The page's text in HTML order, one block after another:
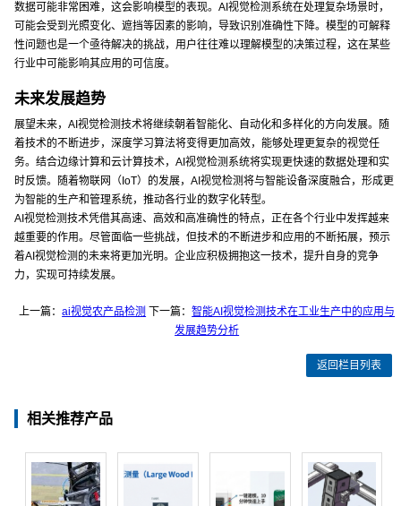
数据可能非常困难，这会影响模型的表现。AI视觉检测系统在处理复杂场景时，
可能会受到光照变化、遮挡等因素的影响，导致识别准确性下降。模型的可解释
性问题也是一个亟待解决的挑战，用户往往难以理解模型的决策过程，这在某些
行业中可能影响其应用的可信度。
未来发展趋势
展望未来，AI视觉检测技术将继续朝着智能化、自动化和多样化的方向发展。随
着技术的不断进步，深度学习算法将变得更加高效，能够处理更复杂的视觉任
务。结合边缘计算和云计算技术，AI视觉检测系统将实现更快速的数据处理和实
时反馈。随着物联网（IoT）的发展，AI视觉检测将与智能设备深度融合，形成更
为智能的生产和管理系统，推动各行业的数字化转型。
AI视觉检测技术凭借其高速、高效和高准确性的特点，正在各个行业中发挥越来
越重要的作用。尽管面临一些挑战，但技术的不断进步和应用的不断拓展，预示
着AI视觉检测的未来将更加光明。企业应积极拥抱这一技术，提升自身的竞争
力，实现可持续发展。
上一篇：ai视觉农产品检测 下一篇：智能AI视觉检测技术在工业生产中的应用与
发展趋势分析
返回栏目列表
相关推荐产品